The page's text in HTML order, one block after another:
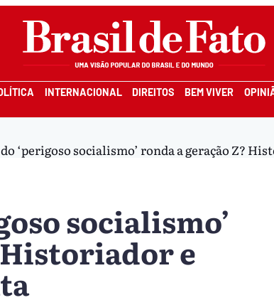
INTERNACIONAL DIREITOS BEM VIVER
‘perigoso socialismo’ ronda a geração Z?
socialismo’
e